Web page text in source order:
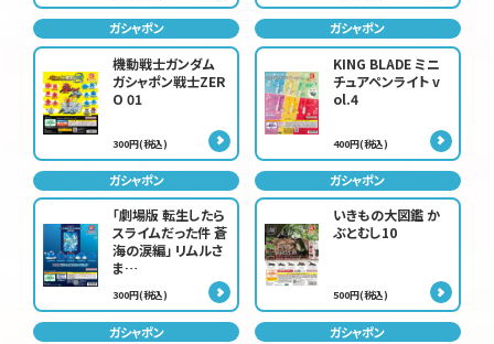
ガシャポン
機動戦士ガンダム
ガシャポン戦士ZER
O 01
300円(税込)
ガシャポン
KING BLADE ミニ
チュアペンライト v
ol.4
400円(税込)
ガシャポン
「劇場版 転生したら
スライムだった件 蒼
海の涙編」 リムルさ
ま…
300円(税込)
ガシャポン
いきもの大図鑑 か
ぶとむし10
500円(税込)
ガシャポン ガシャポン